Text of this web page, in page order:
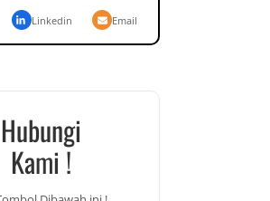
Linkedin Email
Hubungi
Kami !